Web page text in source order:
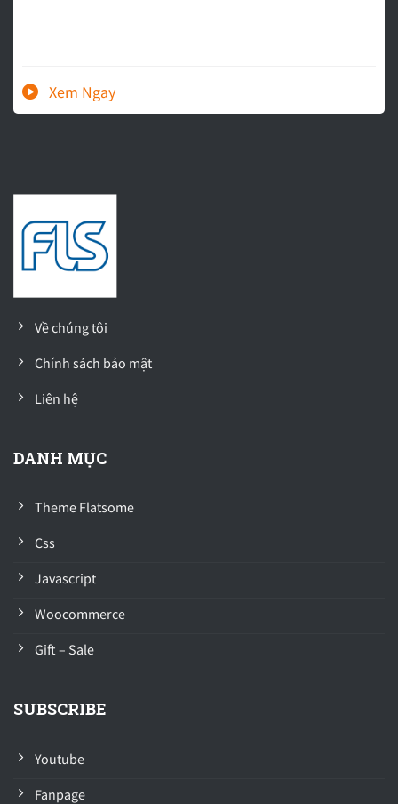
Về chúng tôi
Chính sách bảo mật
Liên hệ
DANH MỤC
Theme Flatsome
Css
Javascript
Woocommerce
Gift – Sale
SUBSCRIBE
Youtube
Fanpage